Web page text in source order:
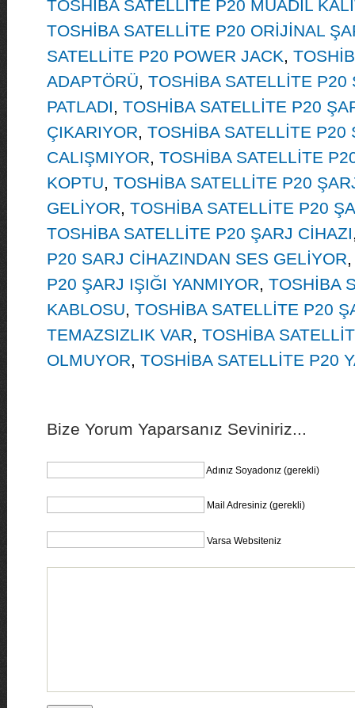
TOSHİBA SATELLİTE P20 MUADİL
TOSHİBA SATELLİTE P20 ORİJİNAL
SATELLİTE P20 POWER JACK,
ADAPTÖRÜ, TOSHİBA SATELLİTE P20
PATLADI, TOSHİBA SATELLİTE P20
ÇIKARIYOR, TOSHİBA SATELLİTE P20
CALIŞMIYOR, TOSHİBA SATELLİTE
KOPTU, TOSHİBA SATELLİTE P20
GELİYOR, TOSHİBA SATELLİTE P20
TOSHİBA SATELLİTE P20 ŞARJ CİHAZI
P20 SARJ CİHAZINDAN SES GELİYOR
P20 ŞARJ IŞIĞI YANMIYOR, TOSHİBA
KABLOSU, TOSHİBA SATELLİTE P20
TEMAZSIZLIK VAR, TOSHİBA
OLMUYOR, TOSHİBA SATELLİTE P20
Bize Yorum Yaparsanız Seviniriz...
Adınız Soyadonız (gerekli)
Mail Adresiniz (gerekli)
Varsa Websiteniz